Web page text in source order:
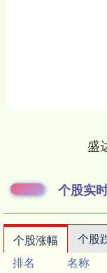
盛
个股实
个股涨幅 个股
排名
名称